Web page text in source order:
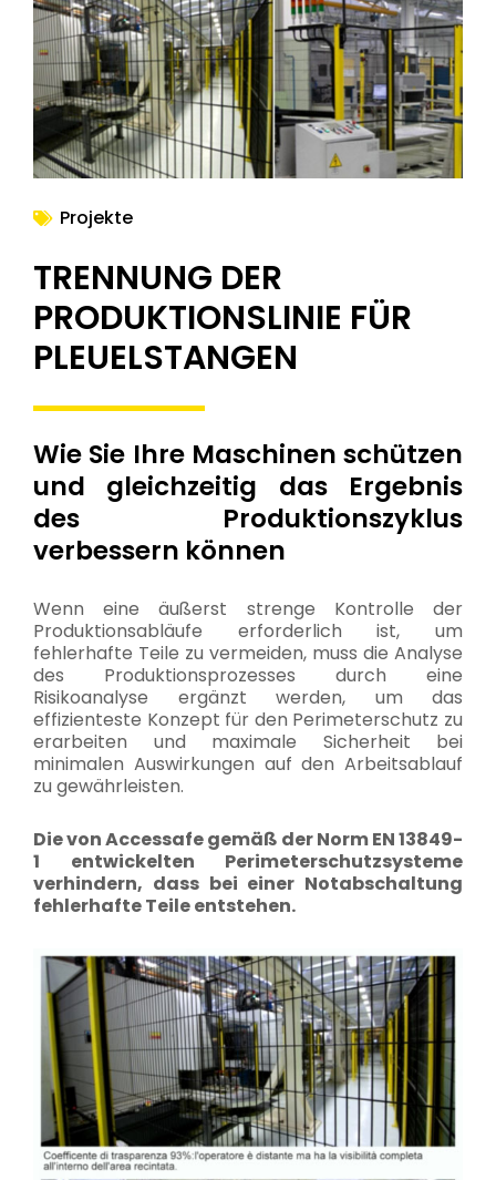
Projekte
TRENNUNG DER
PRODUKTIONSLINIE FÜR
PLEUELSTANGEN
Wie Sie Ihre Maschinen schützen
und gleichzeitig das Ergebnis
des Produktionszyklus
verbessern können
Wenn eine äußerst strenge Kontrolle der
Produktionsabläufe erforderlich ist, um
fehlerhafte Teile zu vermeiden, muss die Analyse
des Produktionsprozesses durch eine
Risikoanalyse ergänzt werden, um das
effizienteste Konzept für den Perimeterschutz zu
erarbeiten und maximale Sicherheit bei
minimalen Auswirkungen auf den Arbeitsablauf
zu gewährleisten.
Die von Accessafe gemäß der Norm EN 13849-
1 entwickelten Perimeterschutzsysteme
verhindern, dass bei einer Notabschaltung
fehlerhafte Teile entstehen.